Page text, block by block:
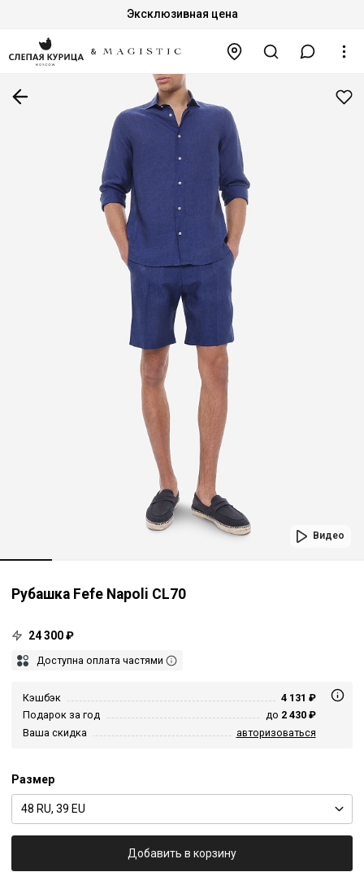
Эксклюзивная цена
Видео
Рубашка Fefe Napoli CL70
24 300 ₽
Доступна оплата частями
Кэшбэк
4 131 ₽
Подарок за год
до 2 430 ₽
Ваша скидка
авторизоваться
Размер
48 RU, 39 EU
Добавить в корзину